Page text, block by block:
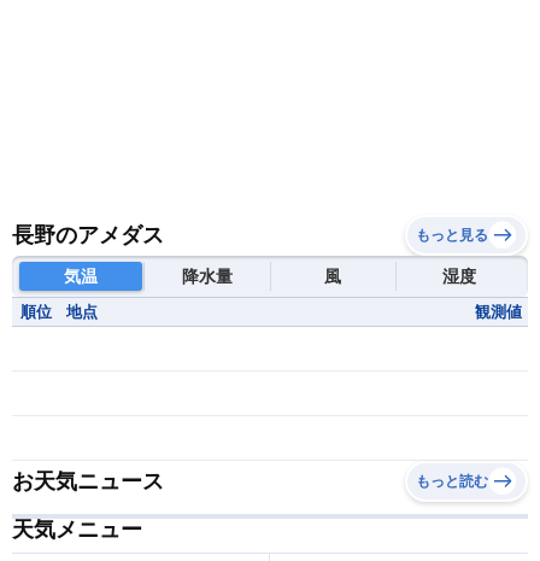
長野のアメダス もっと見る
気温 降水量 風 湿度
順位 地点 観測値
お天気ニュース もっと読む
天気メニュー